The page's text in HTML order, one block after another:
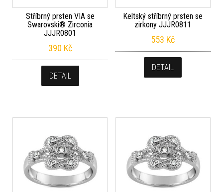
Stříbrný prsten VIA se
Swarovski® Zirconia
JJJR0801
390 Kč
DETAIL
Keltský stříbrný prsten se
zirkony JJJR0811
553 Kč
DETAIL